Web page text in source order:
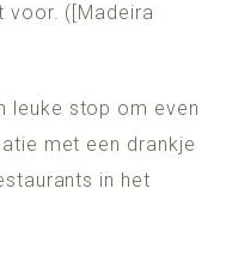
voor. ([Madeira
leuke stop om even
met een drankje
in het